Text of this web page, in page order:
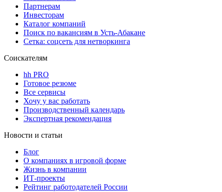
Партнерам
Инвесторам
Каталог компаний
Поиск по вакансиям в Усть-Абакане
Сетка: соцсеть для нетворкинга
Соискателям
hh PRO
Готовое резюме
Все сервисы
Хочу у вас работать
Производственный календарь
Экспертная рекомендация
Новости и статьи
Блог
О компаниях в игровой форме
Жизнь в компании
ИТ-проекты
Рейтинг работодателей России